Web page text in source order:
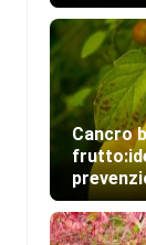
Cancro